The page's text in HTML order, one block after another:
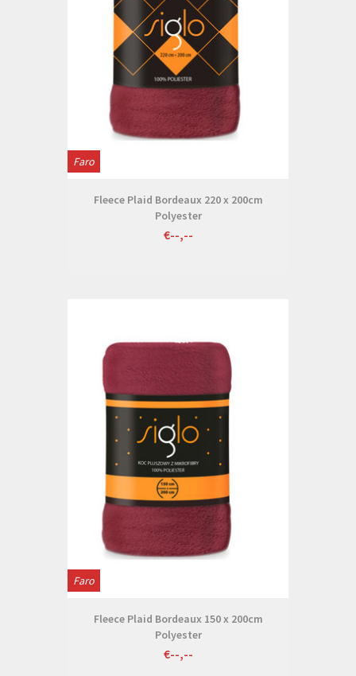
Faro
Fleece Plaid Bordeaux 220 x 200cm
Polyester
€--,--
Faro
Fleece Plaid Bordeaux 150 x 200cm
Polyester
€--,--